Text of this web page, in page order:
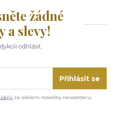
žádné
a slevy!
odhlásit.
Přihlásit se
za účelem rozesílky newsletteru.